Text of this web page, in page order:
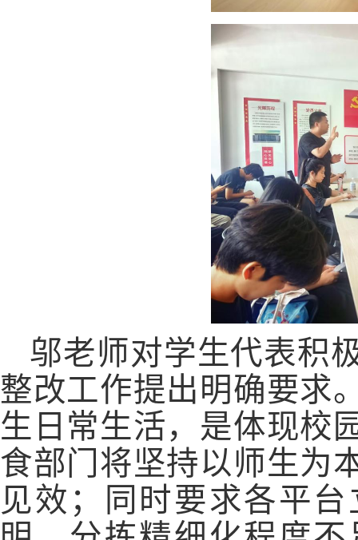
邬老师对学生代表积
整改工作提出明确要求
生日常生活，是体现校
食部门将坚持以师生为
见效；同时要求各平